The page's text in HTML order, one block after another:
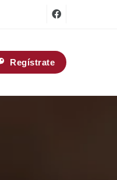
Regístrate